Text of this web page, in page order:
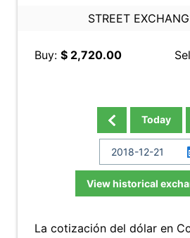
STREET
Buy: $ 2,720.00
Today
View historical
La cotización del dólar en